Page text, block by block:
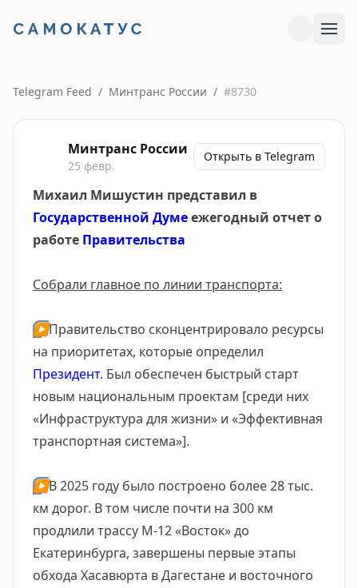
Telegram Feed / Минтранс России / #8730
Минтранс России
25 февр.
Открыть в Telegram
Михаил Мишустин представил в
Государственной Думеежегодный отчет о
работе Правительства
Собрали главное по линии транспорта:
▶️Правительство сконцентрировало ресурсы
на приоритетах, которые определил
Президент. Был обеспечен быстрый старт
новым национальным проектам [среди них
«Инфраструктура для жизни» и «Эффективная
транспортная система»].
▶️В 2025 году было построено более 28 тыс.
км дорог. В том числе почти на 300 км
продлили трассу М-12 «Восток» до
Екатеринбурга, завершены первые этапы
обхода Хасавюрта в Дагестане и восточного